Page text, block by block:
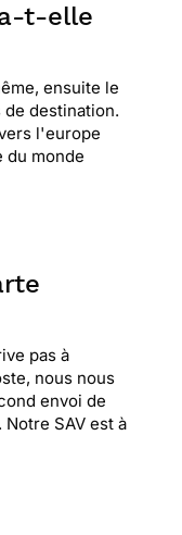
t-elle
ensuite le
destination.
l'europe
du monde
pas à
nous nous
envoi de
SAV est à